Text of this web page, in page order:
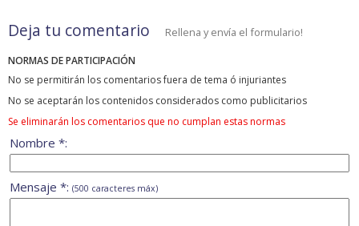
Deja tu comentario Rellena y envía el formulario!
NORMAS DE PARTICIPACIÓN
No se permitirán los comentarios fuera de tema ó injuriantes
No se aceptarán los contenidos considerados como publicitarios
Se eliminarán los comentarios que no cumplan estas normas
Nombre *:
Mensaje *: (500 caracteres máx)